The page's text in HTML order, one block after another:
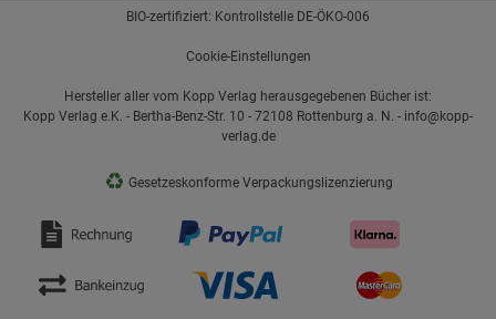
BIO-zertifiziert: Kontrollstelle DE-ÖKO-006
Cookie-Einstellungen
Hersteller aller vom Kopp Verlag herausgegebenen Bücher ist:
Kopp Verlag e.K. - Bertha-Benz-Str. 10 - 72108 Rottenburg a. N. - info@kopp-
verlag.de
♻ Gesetzeskonforme Verpackungslizenzierung